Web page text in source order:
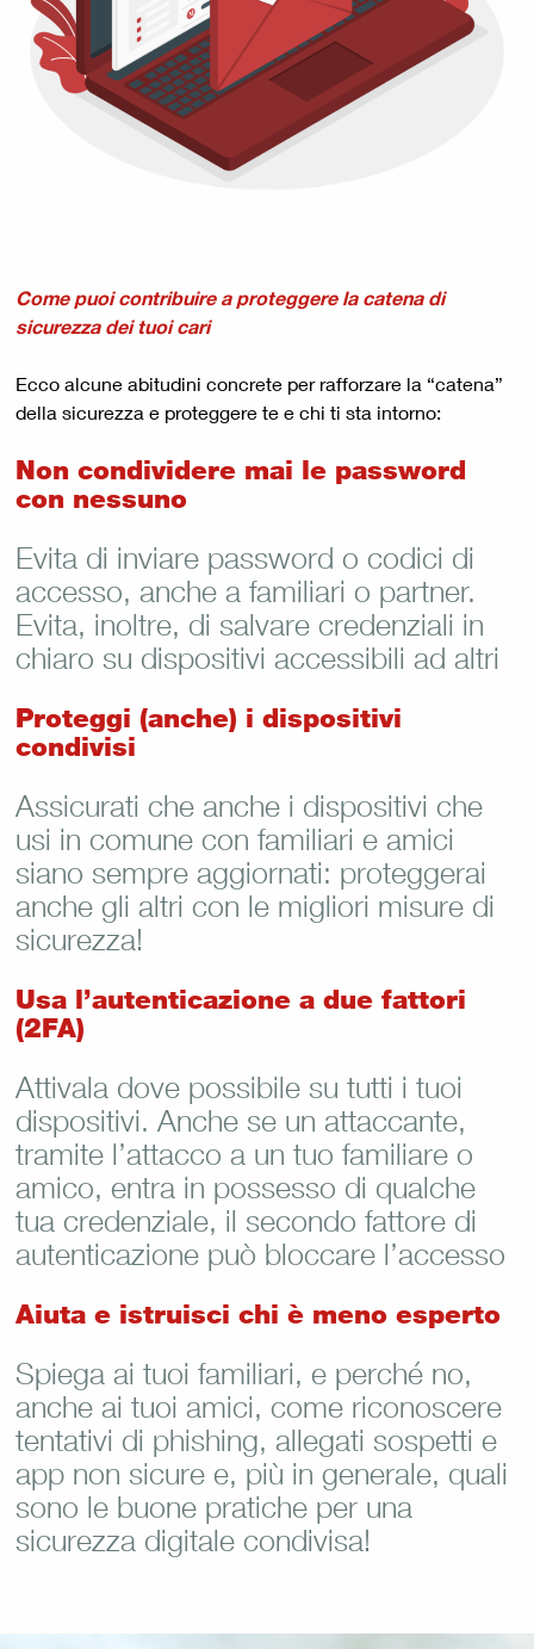
Come puoi contribuire a proteggere la catena di
sicurezza dei tuoi cari
Ecco alcune abitudini concrete per rafforzare la “catena”
della sicurezza e proteggere te e chi ti sta intorno:
Non condividere mai le password
con nessuno
Evita di inviare password o codici di
accesso, anche a familiari o partner.
Evita, inoltre, di salvare credenziali in
chiaro su dispositivi accessibili ad altri
Proteggi (anche) i dispositivi
condivisi
Assicurati che anche i dispositivi che
usi in comune con familiari e amici
siano sempre aggiornati: proteggerai
anche gli altri con le migliori misure di
sicurezza!
Usa l’autenticazione a due fattori
(2FA)
Attivala dove possibile su tutti i tuoi
dispositivi. Anche se un attaccante,
tramite l’attacco a un tuo familiare o
amico, entra in possesso di qualche
tua credenziale, il secondo fattore di
autenticazione può bloccare l’accesso
Aiuta e istruisci chi è meno esperto
Spiega ai tuoi familiari, e perché no,
anche ai tuoi amici, come riconoscere
tentativi di phishing, allegati sospetti e
app non sicure e, più in generale, quali
sono le buone pratiche per una
sicurezza digitale condivisa!